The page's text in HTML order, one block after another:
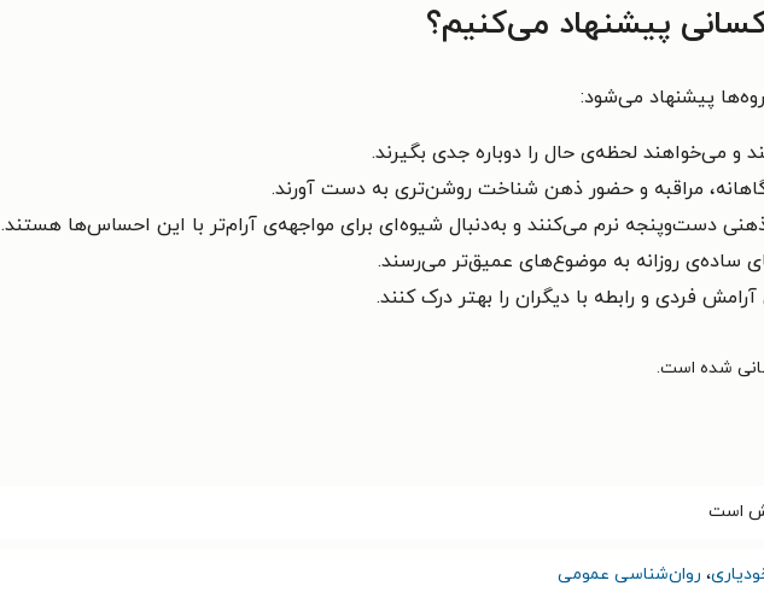
پیشنهاد می‌کنیم؟
پیشنهاد می‌شود:
و می‌خواهند لحظه‌ی حال را دوباره جدی بگیرند.
مراقبه و حضور ذهن شناخت روشن‌تری به دست آورند.
دست‌وپنجه نرم می‌کنند و به‌دنبال شیوه‌ای برای مواجهه‌ی آرام‌تر با این احساس‌ها هستند.
ساده‌ی روزانه به موضوع‌های عمیق‌تر می‌رسند.
فردی و رابطه با دیگران را بهتر درک کنند.
است
، روان‌شناسی عمومی